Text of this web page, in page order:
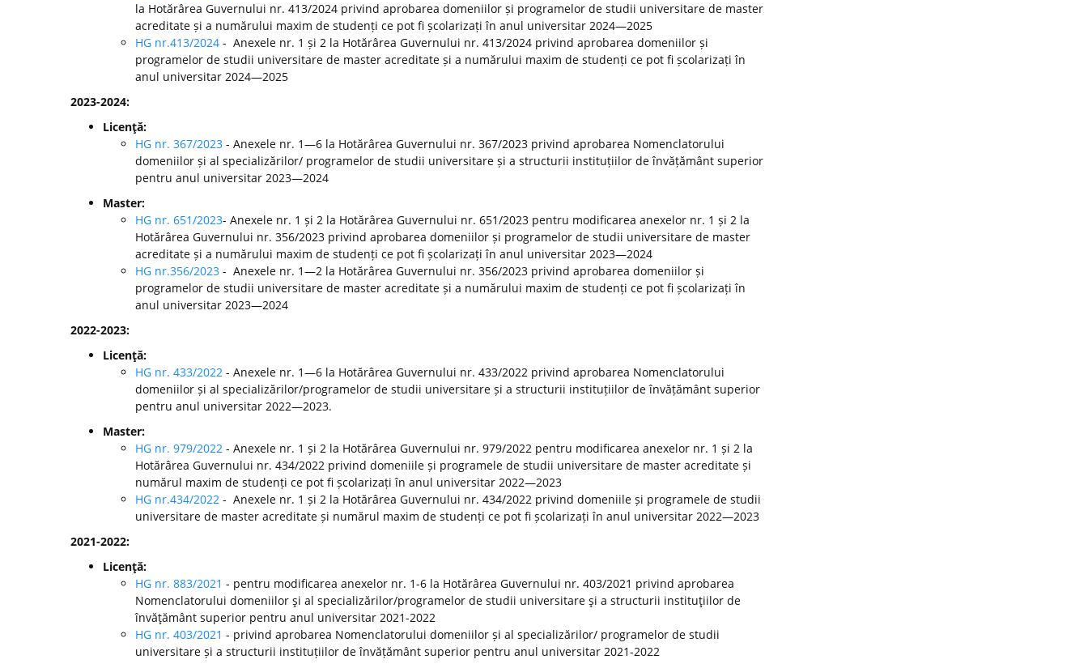
la Hotărârea Guvernului nr. 413/2024 privind aprobarea domeniilor și programelor de studii universitare de master
acreditate și a numărului maxim de studenți ce pot fi școlarizați în anul universitar 2024—2025
HG nr.413/2024 - Anexele nr. 1 și 2 la Hotărârea Guvernului nr. 413/2024 privind aprobarea domeniilor și
programelor de studii universitare de master acreditate și a numărului maxim de studenți ce pot fi școlarizați în
anul universitar 2024—2025
2023-2024:
Licenţă:
HG nr. 367/2023 - Anexele nr. 1—6 la Hotărârea Guvernului nr. 367/2023 privind aprobarea Nomenclatorului
domeniilor și al specializărilor/ programelor de studii universitare și a structurii instituțiilor de învățământ superior
pentru anul universitar 2023—2024
Master:
HG nr. 651/2023- Anexele nr. 1 și 2 la Hotărârea Guvernului nr. 651/2023 pentru modificarea anexelor nr. 1 și 2 la
Hotărârea Guvernului nr. 356/2023 privind aprobarea domeniilor și programelor de studii universitare de master
acreditate și a numărului maxim de studenți ce pot fi școlarizați în anul universitar 2023—2024
HG nr.356/2023 - Anexele nr. 1—2 la Hotărârea Guvernului nr. 356/2023 privind aprobarea domeniilor și
programelor de studii universitare de master acreditate și a numărului maxim de studenți ce pot fi școlarizați în
anul universitar 2023—2024
2022-2023:
Licenţă:
HG nr. 433/2022 - Anexele nr. 1—6 la Hotărârea Guvernului nr. 433/2022 privind aprobarea Nomenclatorului
domeniilor și al specializărilor/programelor de studii universitare și a structurii instituțiilor de învățământ superior
pentru anul universitar 2022—2023.
Master:
HG nr. 979/2022 - Anexele nr. 1 și 2 la Hotărârea Guvernului nr. 979/2022 pentru modificarea anexelor nr. 1 și 2 la
Hotărârea Guvernului nr. 434/2022 privind domeniile și programele de studii universitare de master acreditate și
numărul maxim de studenți ce pot fi școlarizați în anul universitar 2022—2023
HG nr.434/2022 - Anexele nr. 1 și 2 la Hotărârea Guvernului nr. 434/2022 privind domeniile și programele de studii
universitare de master acreditate și numărul maxim de studenți ce pot fi școlarizați în anul universitar 2022—2023
2021-2022:
Licenţă:
HG nr. 883/2021 - pentru modificarea anexelor nr. 1-6 la Hotărârea Guvernului nr. 403/2021 privind aprobarea
Nomenclatorului domeniilor şi al specializărilor/programelor de studii universitare şi a structurii instituţiilor de
învăţământ superior pentru anul universitar 2021-2022
HG nr. 403/2021 - privind aprobarea Nomenclatorului domeniilor și al specializărilor/ programelor de studii
universitare și a structurii instituțiilor de învățământ superior pentru anul universitar 2021-2022